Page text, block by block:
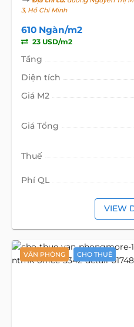
3, Hồ Chí Minh
610 Ngàn/m2
23 USD/m2
Tầng
Diện tích
Giá M2
Giá Tổng
Thuế
Phí QL
VIEW
VĂN PHÒNG CHO THUÊ